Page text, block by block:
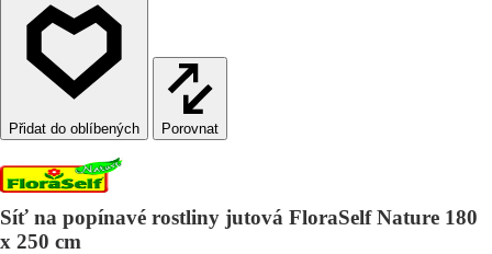
Porovnat
Síť na popínavé rostliny jutová FloraSelf Nature 180
x 250 cm